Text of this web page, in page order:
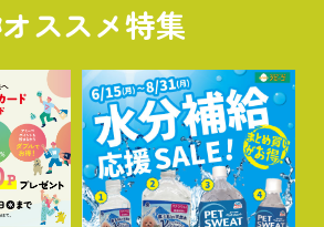
オススメ特集